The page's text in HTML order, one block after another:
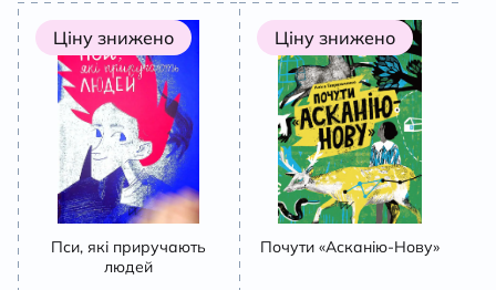
Ціну знижено
Пси, які приручають
людей
Ціну знижено
Почути «Асканію-Нову»